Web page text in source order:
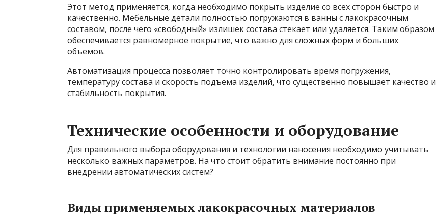
Этот метод применяется, когда необходимо покрыть изделие со всех сторон быстро и
качественно. Мебельные детали полностью погружаются в ванны с лакокрасочным
составом, после чего «свободный» излишек состава стекает или удаляется. Таким образом
обеспечивается равномерное покрытие, что важно для сложных форм и больших
объемов.
Автоматизация процесса позволяет точно контролировать время погружения,
температуру состава и скорость подъема изделий, что существенно повышает качество и
стабильность покрытия.
Технические особенности и оборудование
Для правильного выбора оборудования и технологии наносения необходимо учитывать
несколько важных параметров. На что стоит обратить внимание постоянно при
внедрении автоматических систем?
Виды применяемых лакокрасочных материалов